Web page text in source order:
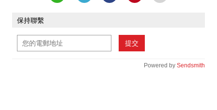
保持聯繫
提交
Powered by Sendsmith